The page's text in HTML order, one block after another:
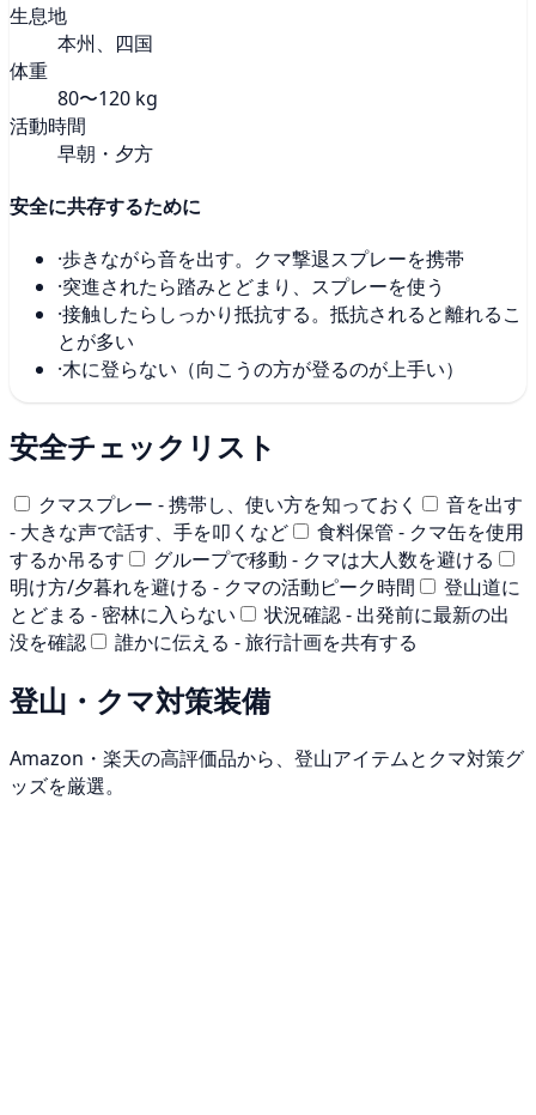
生息地
本州、四国
体重
80〜120 kg
活動時間
早朝・夕方
安全に共存するために
·歩きながら音を出す。クマ撃退スプレーを携帯
·突進されたら踏みとどまり、スプレーを使う
·接触したらしっかり抵抗する。抵抗されると離れるこ
とが多い
·木に登らない（向こうの方が登るのが上手い）
安全チェックリスト
クマスプレー - 携帯し、使い方を知っておく
音を出す
- 大きな声で話す、手を叩くなど
食料保管 - クマ缶を使用
するか吊るす
グループで移動 - クマは大人数を避ける
明け方/夕暮れを避ける - クマの活動ピーク時間
登山道に
とどまる - 密林に入らない
状況確認 - 出発前に最新の出
没を確認
誰かに伝える - 旅行計画を共有する
登山・クマ対策装備
Amazon・楽天の高評価品から、登山アイテムとクマ対策グ
ッズを厳選。